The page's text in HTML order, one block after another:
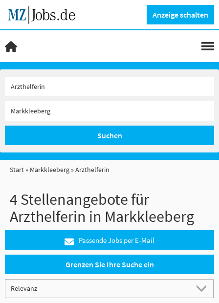
Anzeige schalten
Suchen
Start Markkleeberg Arzthelferin
4 Stellenangebote für
Arzthelferin in Markkleeberg
Passende Jobs per E-Mail
Grenzen Sie Ihre Suche ein